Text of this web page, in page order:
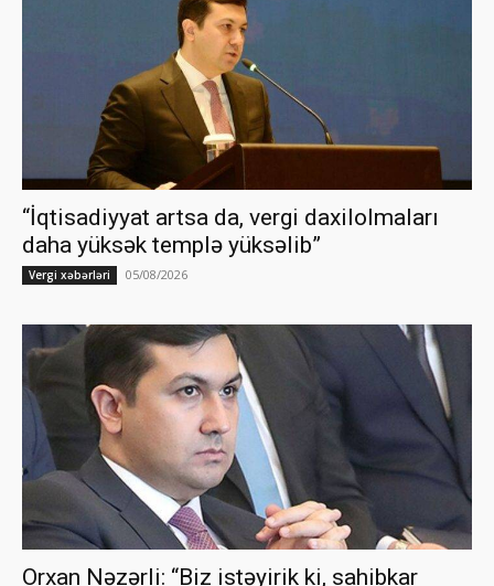
“İqtisadiyyat artsa da, vergi daxilolmaları
daha yüksək templə yüksəlib”
Vergi xəbərləri 05/08/2026
Orxan Nəzərli: “Biz istəyirik ki, sahibkar